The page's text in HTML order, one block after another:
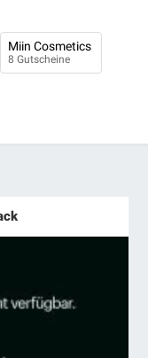
Miin Cosmetics
8 Gutscheine